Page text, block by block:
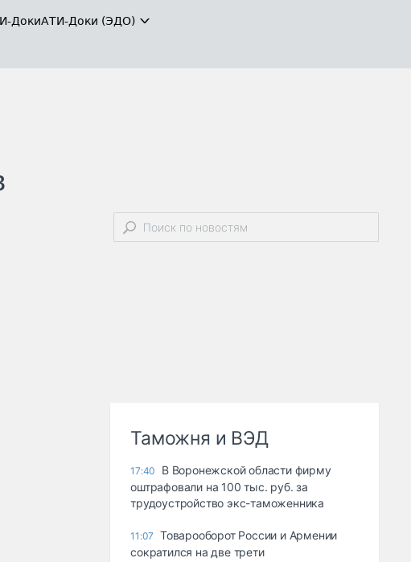
ДокиАТИ-Доки (ЭДО)
Таможня и ВЭД
17:40
В Воронежской области фирму
оштрафовали на 100 тыс. руб. за
трудоустройство экс-таможенника
11:07
Товарооборот России и Армении
сократился на две трети